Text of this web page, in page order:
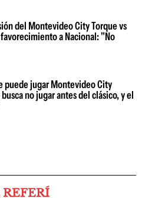
del Montevideo City Torque vs
a Nacional: "No
puede jugar Montevideo City
no jugar antes del clásico, y el